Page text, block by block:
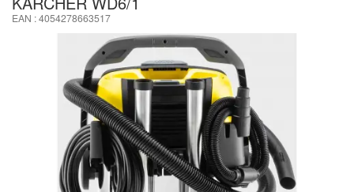
EAN : 4054278663517